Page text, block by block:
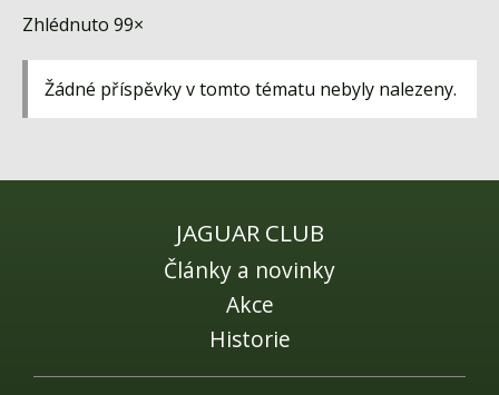
Inzerce
Fórum
Videa
Zhlédnuto 99×
Žádné příspěvky v tomto tématu nebyly nalezeny.
JAGUAR CLUB
Články a novinky
Akce
Historie